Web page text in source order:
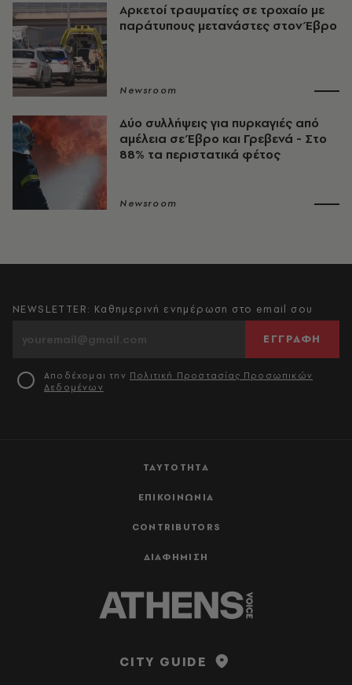
Αρκετοί τραυματίες σε τροχαίο με
παράτυπους μετανάστες στον Έβρο
Newsroom
Δύο συλλήψεις για πυρκαγιές από
αμέλεια σε Έβρο και Γρεβενά - Στο
88% τα περιστατικά φέτος
Newsroom
ΤΑΥΤΟΤΗΤΑ
ΕΠΙΚΟΙΝΩΝΙΑ
CONTRIBUTORS
ΔΙΑΦΗΜΙΣΗ
NEWSLETTER: Καθημερινή ενημέρωση στο email σου
ΕΓΓΡΑΦΗ
Αποδέχομαι την Πολιτική Προστασίας Προσωπικών
Δεδομένων
CITY GUIDE